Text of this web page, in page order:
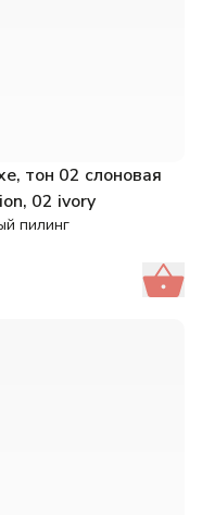
тон 02 слоновая
02 ivory
пилинг